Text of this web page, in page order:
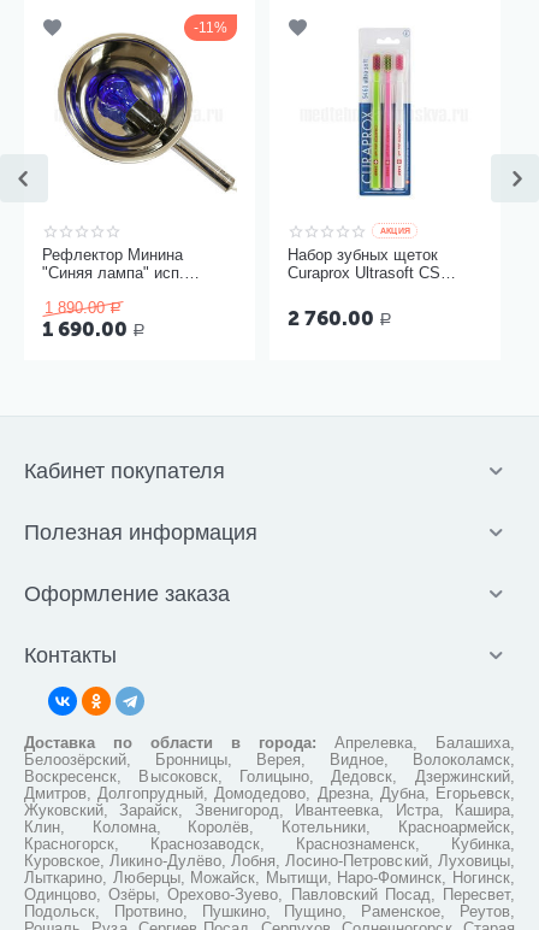
11%
Рефлектор Минина
"Синяя лампа" исп.
1 890.00 Р
1 690.00 Р
AКЦИЯ
Набор зубных щеток
Curaprox Ultrasoft CS
2 760.00 Р
Кабинет покупателя
Полезная информация
Оформление заказа
Контакты
Доставка по области в города: Апрелевка, Балашиха,
Белоозёрский, Бронницы, Верея, Видное, Волоколамск,
Воскресенск, Высоковск, Голицыно, Дедовск, Дзержинский,
Дмитров, Долгопрудный, Домодедово, Дрезна, Дубна, Егорьевск,
Жуковский, Зарайск, Звенигород, Ивантеевка, Истра, Кашира,
Клин, Коломна, Королёв, Котельники, Красноармейск,
Красногорск, Краснозаводск, Краснознаменск, Кубинка,
Куровское, Ликино-Дулёво, Лобня, Лосино-Петровский, Луховицы,
Лыткарино, Люберцы, Можайск, Мытищи, Наро-Фоминск, Ногинск,
Одинцово, Озёры, Орехово-Зуево, Павловский Посад, Пересвет,
Подольск, Протвино, Пушкино, Пущино, Раменское, Реутов,